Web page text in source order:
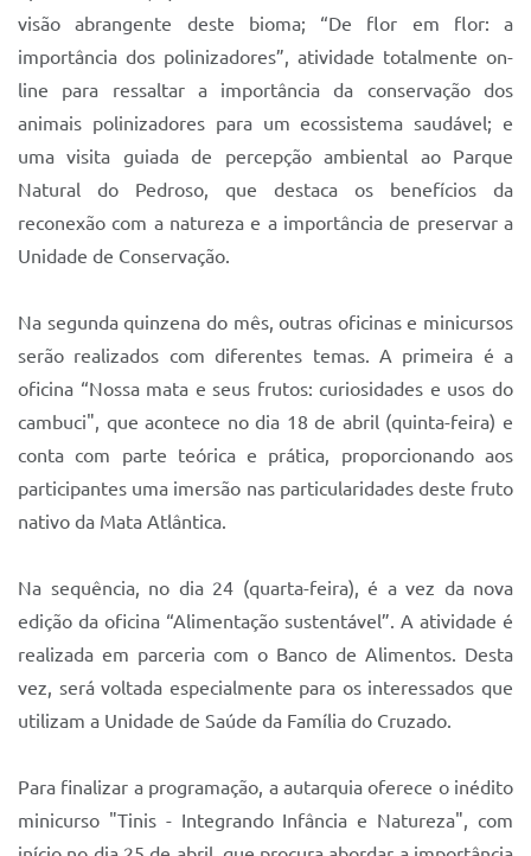
visão abrangente deste bioma; “De flor em flor: a
importância dos polinizadores”, atividade totalmente on-
line para ressaltar a importância da conservação dos
animais polinizadores para um ecossistema saudável; e
uma visita guiada de percepção ambiental ao Parque
Natural do Pedroso, que destaca os benefícios da
reconexão com a natureza e a importância de preservar a
Unidade de Conservação.
Na segunda quinzena do mês, outras oficinas e minicursos
serão realizados com diferentes temas. A primeira é a
oficina “Nossa mata e seus frutos: curiosidades e usos do
cambuci", que acontece no dia 18 de abril (quinta-feira) e
conta com parte teórica e prática, proporcionando aos
participantes uma imersão nas particularidades deste fruto
nativo da Mata Atlântica.
Na sequência, no dia 24 (quarta-feira), é a vez da nova
edição da oficina “Alimentação sustentável”. A atividade é
realizada em parceria com o Banco de Alimentos. Desta
vez, será voltada especialmente para os interessados que
utilizam a Unidade de Saúde da Família do Cruzado.
Para finalizar a programação, a autarquia oferece o inédito
minicurso "Tinis - Integrando Infância e Natureza", com